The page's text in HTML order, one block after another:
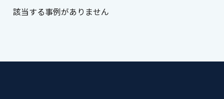
該当する事例がありません